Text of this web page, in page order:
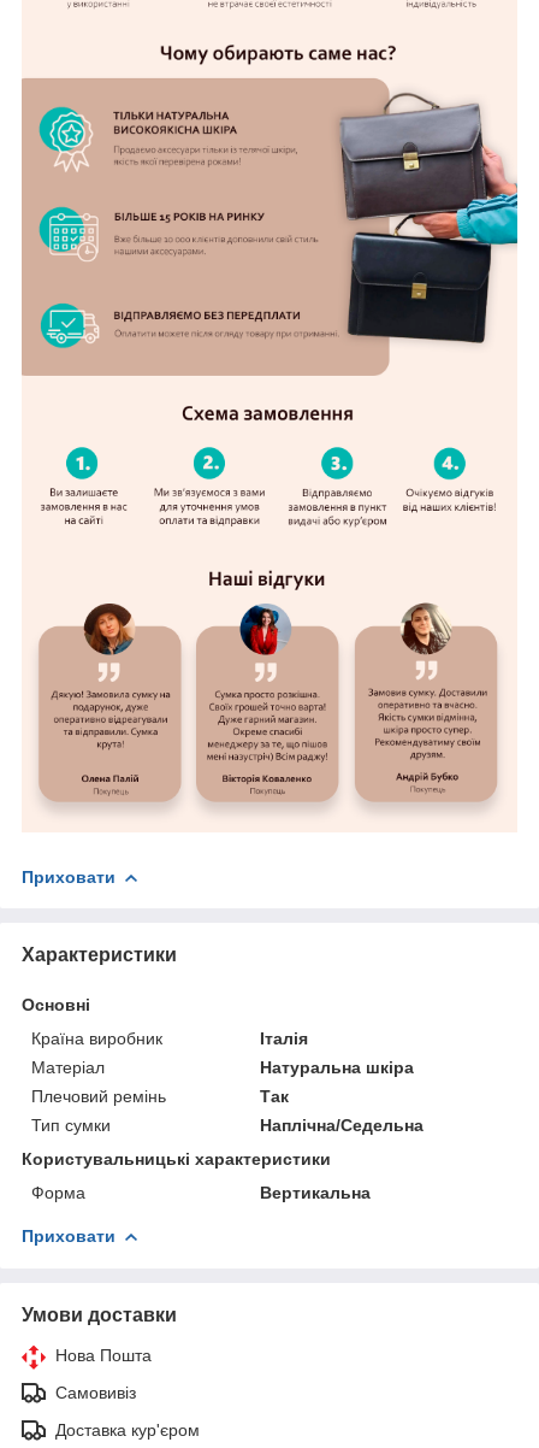
Приховати
Характеристики
Основні
Країна виробник
Італія
Матеріал
Натуральна шкіра
Плечовий ремінь
Так
Тип сумки
Наплічна/Седельна
Користувальницькі характеристики
Форма
Вертикальна
Приховати
Умови доставки
Нова Пошта
Самовивіз
Доставка кур'єром